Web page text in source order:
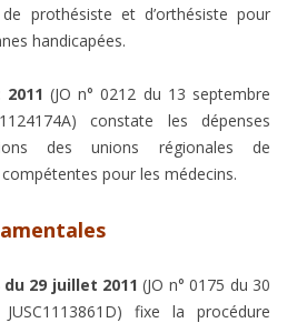
prothésiste et d’orthésiste pour
handicapées.
(JO n° 0212 du 13 septembre
constate les dépenses
des unions régionales de
pour les médecins.
29 juillet 2011 (JO n° 0175 du 30
fixe la procédure